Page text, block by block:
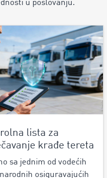
u poslovanju.
lista za
krađe tereta
sa jednim od vodećih
osiguravajućih